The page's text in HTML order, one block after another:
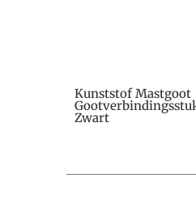
Kunststof Mastgoot
Zwart